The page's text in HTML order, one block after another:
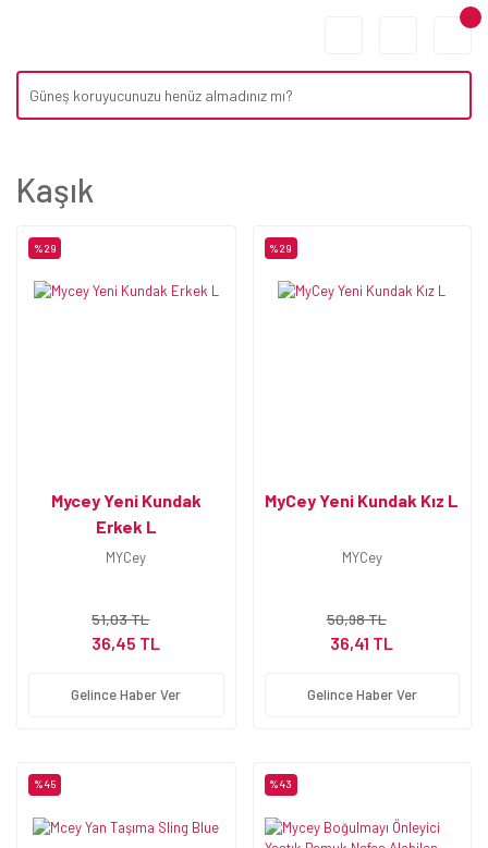
Kaşık
%29
Mycey Yeni Kundak
Erkek L
MYCey
51,03 TL
36,45 TL
Gelince Haber Ver
%29
MyCey Yeni Kundak Kız L
MYCey
50,98 TL
36,41 TL
Gelince Haber Ver
%45 %43